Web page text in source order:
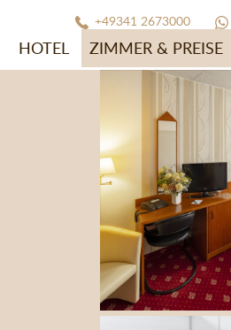
HOTEL ZIMMER & PREISE
+49341 2673000